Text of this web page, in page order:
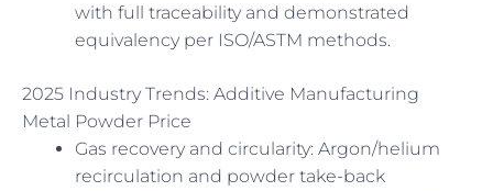
with full traceability and demonstrated
equivalency per ISO/ASTM methods.
2025 Industry Trends: Additive Manufacturing
Metal Powder Price
Gas recovery and circularity: Argon/helium
recirculation and powder take-back